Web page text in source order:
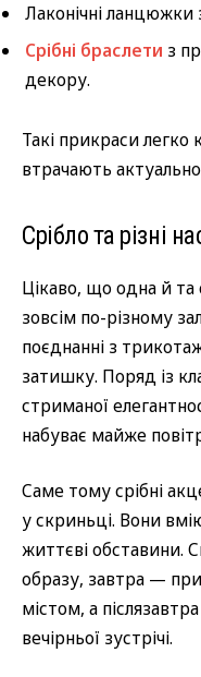
Лаконічні ланцюжки
Срібні браслети з
декору.
Такі прикраси
втрачають
Срібло та різні
Цікаво, що одна й
зовсім по-різному
поєднанні з
затишку. Поряд із
стриманої
набуває майже
Саме тому срібні
у скриньці. Вони
життєві обставини.
образу, завтра —
містом, а
вечірньої зустрічі.